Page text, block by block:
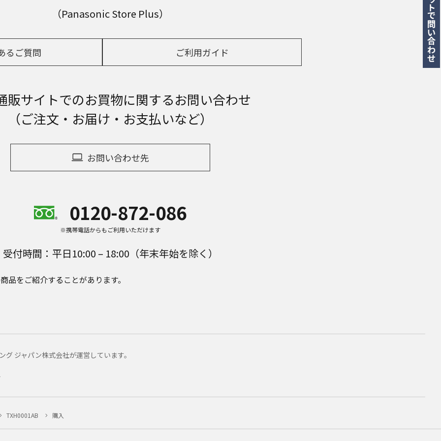
（Panasonic Store Plus）
るご質問 ご利用ガイド
販サイトでのお買物に関するお問い合わせ
（ご注文・お届け・お支払いなど）
お問い合わせ先
0120-872-086
※携帯電話からもご利用いただけます
受付時間：平日10:00 – 18:00（年末年始を除く）
品をご紹介することがあります。
ジャパン株式会社が運営しています。
TXH0001AB 購入